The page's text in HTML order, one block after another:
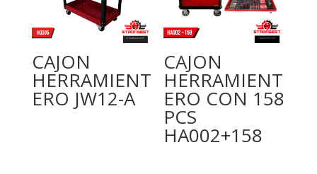
CAJON
HERRAMIENT
ERO JW12-A
CAJON
HERRAMIENT
ERO CON 158
PCS
HA002+158